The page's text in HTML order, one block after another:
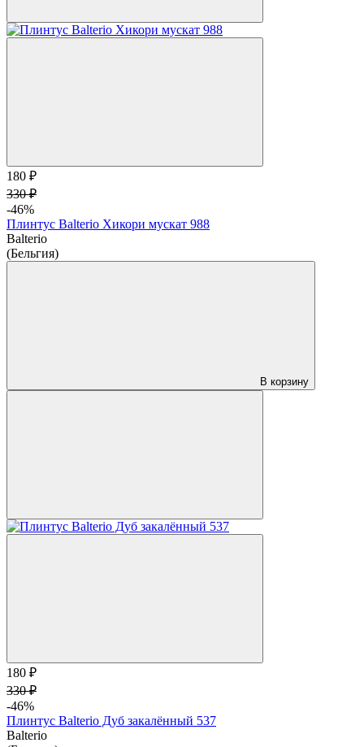
180 ₽
330 ₽
-46%
Плинтус Balterio Хикори мускат 988
Balterio
(Бельгия)
В корзину
180 ₽
330 ₽
-46%
Плинтус Balterio Дуб закалённый 537
Balterio